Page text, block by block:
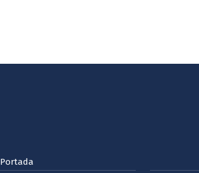
Portada